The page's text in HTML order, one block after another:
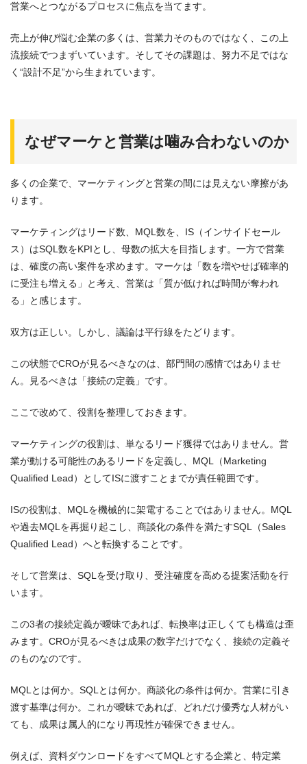
営業へとつながるプロセスに焦点を当てます。
売上が伸び悩む企業の多くは、営業力そのものではなく、この上
流接続でつまずいています。そしてその課題は、努力不足ではな
く“設計不足”から生まれています。
なぜマーケと営業は噛み合わないのか
多くの企業で、マーケティングと営業の間には見えない摩擦があ
ります。
マーケティングはリード数、MQL数を、IS（インサイドセール
ス）はSQL数をKPIとし、母数の拡大を目指します。一方で営業
は、確度の高い案件を求めます。マーケは「数を増やせば確率的
に受注も増える」と考え、営業は「質が低ければ時間が奪われ
る」と感じます。
双方は正しい。しかし、議論は平行線をたどります。
この状態でCROが見るべきなのは、部門間の感情ではありませ
ん。見るべきは「接続の定義」です。
ここで改めて、役割を整理しておきます。
マーケティングの役割は、単なるリード獲得ではありません。営
業が動ける可能性のあるリードを定義し、MQL（Marketing
Qualified Lead）としてISに渡すことまでが責任範囲です。
ISの役割は、MQLを機械的に架電することではありません。MQL
や過去MQLを再掘り起こし、商談化の条件を満たすSQL（Sales
Qualified Lead）へと転換することです。
そして営業は、SQLを受け取り、受注確度を高める提案活動を行
います。
この3者の接続定義が曖昧であれば、転換率は正しくても構造は歪
みます。CROが見るべきは成果の数字だけでなく、接続の定義そ
のものなのです。
MQLとは何か。SQLとは何か。商談化の条件は何か。営業に引き
渡す基準は何か。これが曖昧であれば、どれだけ優秀な人材がい
ても、成果は属人的になり再現性が確保できません。
例えば、資料ダウンロードをすべてMQLとする企業と、特定業